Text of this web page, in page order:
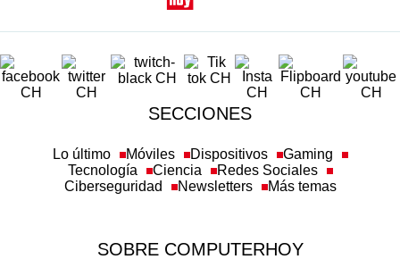
SECCIONES
Lo último Móviles Dispositivos
Gaming
Tecnología
Ciencia
Redes Sociales
Ciberseguridad
Newsletters Más temas
SOBRE COMPUTERHOY